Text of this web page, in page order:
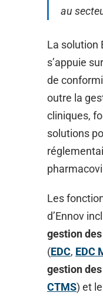
au
La solution
s’appuie
de
outre la
cliniques,
solutions
Les
d’Ennov
gestion
(EDC, EDC
gestion
CTMS) et le